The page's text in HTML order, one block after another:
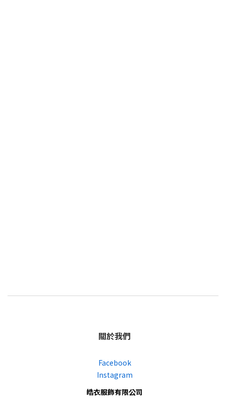
關於我們
Facebook
Instagram
皓衣服飾有限公司